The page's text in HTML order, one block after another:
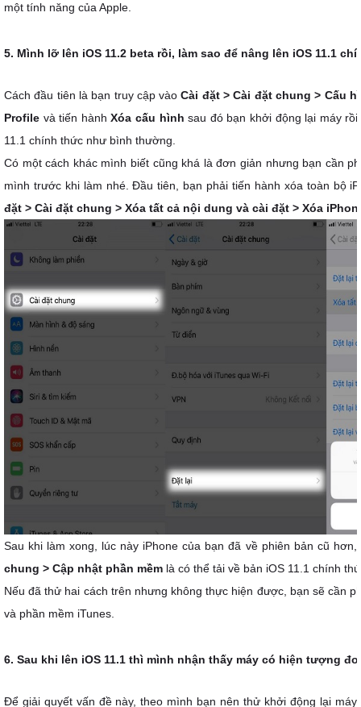
một tính năng của Apple.
5. Mình lỡ lên iOS 11.2 beta rồi, làm sao để nâng lên iOS 11.1
Cách đầu tiên là bạn truy cập vàoCài đặt > Cài đặt chung > Cấu
Profile và tiến hànhXóa cấu hìnhsau đó bạn khởi động lại máy
11.1 chính thức như bình thường.
Có một cách khác mình biết cũng khá là đơn giản nhưng bạn cần
mình trước khi làm nhé. Đầu tiên, bạn phải tiến hành xóa toàn bộ
đặt > Cài đặt chung > Xóa tất cả nội dung và cài đặt > Xóa
Sau khi làm xong, lúc này iPhone của bạn đã về phiên bản cũ
chung > Cập nhật phần mềm là có thể tải về bản iOS 11.1 chính
Nếu đã thử hai cách trên nhưng không thực hiện được, bạn sẽ cần
và phần mềm iTunes.
6. Sau khi lên iOS 11.1 thì mình nhận thấy máy có hiện tượng
Để giải quyết vấn đề này, theo mình bạn nên thử khởi động lại máy